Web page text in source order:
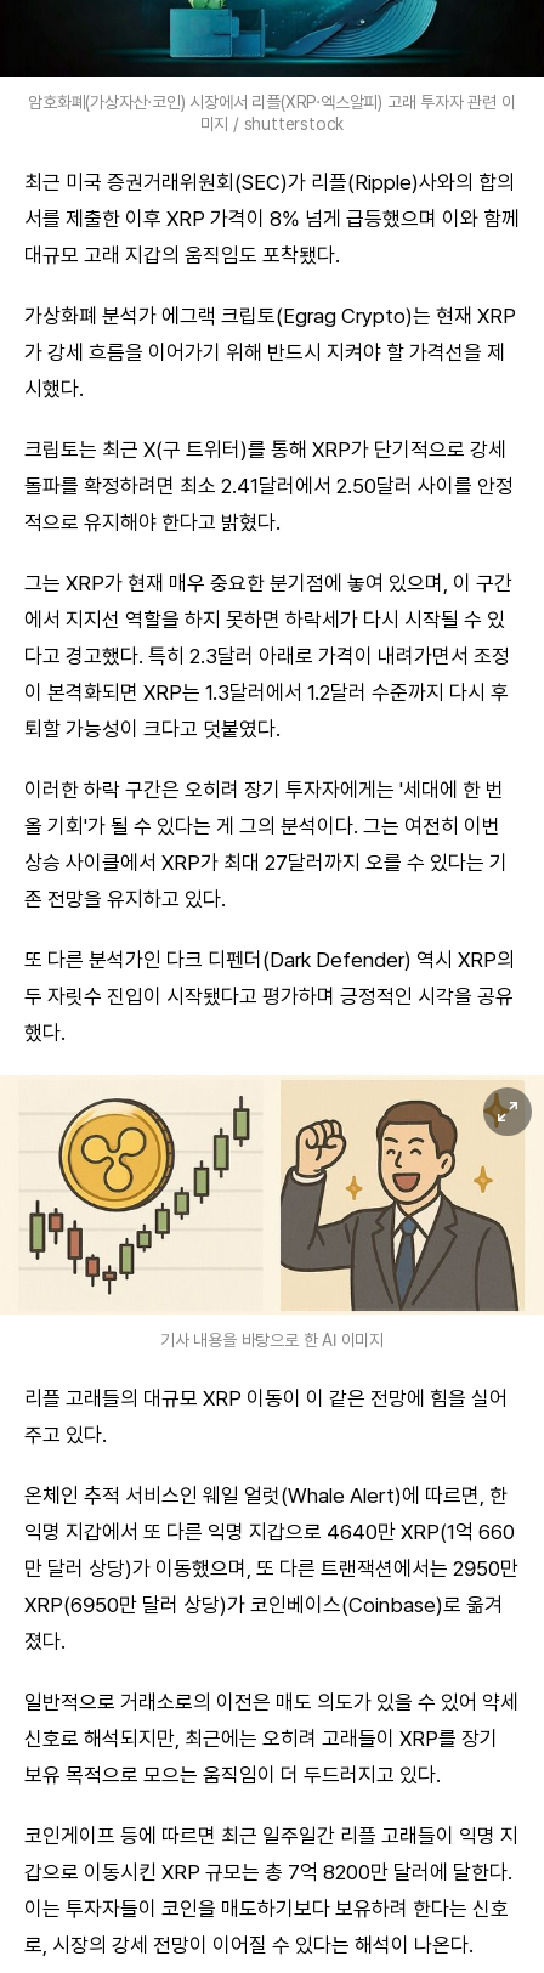
암호화폐(가상자산·코인) 시장에서 리플(XRP·엑스알피) 고래 투자자 관련 이
미지 / shutterstock
최근 미국 증권거래위원회(SEC)가 리플(Ripple)사와의 합의
서를 제출한 이후 XRP 가격이 8% 넘게 급등했으며 이와 함께
대규모 고래 지갑의 움직임도 포착됐다.
가상화폐 분석가 에그랙 크립토(Egrag Crypto)는 현재 XRP
가 강세 흐름을 이어가기 위해 반드시 지켜야 할 가격선을 제
시했다.
크립토는 최근 X(구 트위터)를 통해 XRP가 단기적으로 강세
돌파를 확정하려면 최소 2.41달러에서 2.50달러 사이를 안정
적으로 유지해야 한다고 밝혔다.
그는 XRP가 현재 매우 중요한 분기점에 놓여 있으며, 이 구간
에서 지지선 역할을 하지 못하면 하락세가 다시 시작될 수 있
다고 경고했다. 특히 2.3달러 아래로 가격이 내려가면서 조정
이 본격화되면 XRP는 1.3달러에서 1.2달러 수준까지 다시 후
퇴할 가능성이 크다고 덧붙였다.
이러한 하락 구간은 오히려 장기 투자자에게는 '세대에 한 번
올 기회'가 될 수 있다는 게 그의 분석이다. 그는 여전히 이번
상승 사이클에서 XRP가 최대 27달러까지 오를 수 있다는 기
존 전망을 유지하고 있다.
또 다른 분석가인 다크 디펜더(Dark Defender) 역시 XRP의
두 자릿수 진입이 시작됐다고 평가하며 긍정적인 시각을 공유
했다.
기사 내용을 바탕으로 한 AI 이미지
리플 고래들의 대규모 XRP 이동이 이 같은 전망에 힘을 실어
주고 있다.
온체인 추적 서비스인 웨일 얼럿(Whale Alert)에 따르면, 한
익명 지갑에서 또 다른 익명 지갑으로 4640만 XRP(1억 660
만 달러 상당)가 이동했으며, 또 다른 트랜잭션에서는 2950만
XRP(6950만 달러 상당)가 코인베이스(Coinbase)로 옮겨
졌다.
일반적으로 거래소로의 이전은 매도 의도가 있을 수 있어 약세
신호로 해석되지만, 최근에는 오히려 고래들이 XRP를 장기
보유 목적으로 모으는 움직임이 더 두드러지고 있다.
코인게이프 등에 따르면 최근 일주일간 리플 고래들이 익명 지
갑으로 이동시킨 XRP 규모는 총 7억 8200만 달러에 달한다.
이는 투자자들이 코인을 매도하기보다 보유하려 한다는 신호
로, 시장의 강세 전망이 이어질 수 있다는 해석이 나온다.